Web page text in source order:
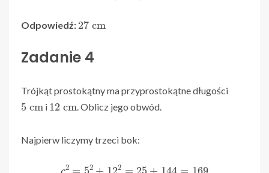
Odpowiedź: 27
Zadanie 4
Trójkąt prostokątny ma przyprostokątne długości
5 cm i 12 . Oblicz jego obwód.
Najpierw liczymy trzeci bok:
=5 2 +122 25 +144 = 169